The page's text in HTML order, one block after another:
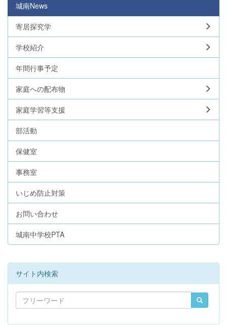
城南News
寄居探究学
学校紹介
年間行事予定
家庭への配布物
家庭学習等支援
部活動
保健室
事務室
いじめ防止対策
お問い合わせ
城南中学校PTA
サイト内検索